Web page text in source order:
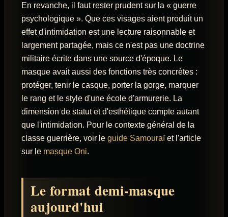
En revanche, il faut rester prudent sur la « guerre
psychologique ». Que ces visages aient produit un
effet d'intimidation est une lecture raisonnable et
largement partagée, mais ce n'est pas une doctrine
militaire écrite dans une source d'époque. Le
masque avait aussi des fonctions très concrètes :
protéger, tenir le casque, porter la gorge, marquer
le rang et le style d'une école d'armurerie. La
dimension de statut et d'esthétique compte autant
que l'intimidation. Pour le contexte général de la
classe guerrière, voir le guide Samouraïet l'article
sur le masque Oni.
Le format demi-masque
aujourd'hui